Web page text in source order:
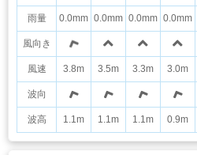
雨量
風向き
風速
波向
波高
0.0mm 0.0mm 0.0mm 0.0mm
3.8m 3.5m 3.3m 3.0m
1.1m 1.1m 1.1m 0.9m